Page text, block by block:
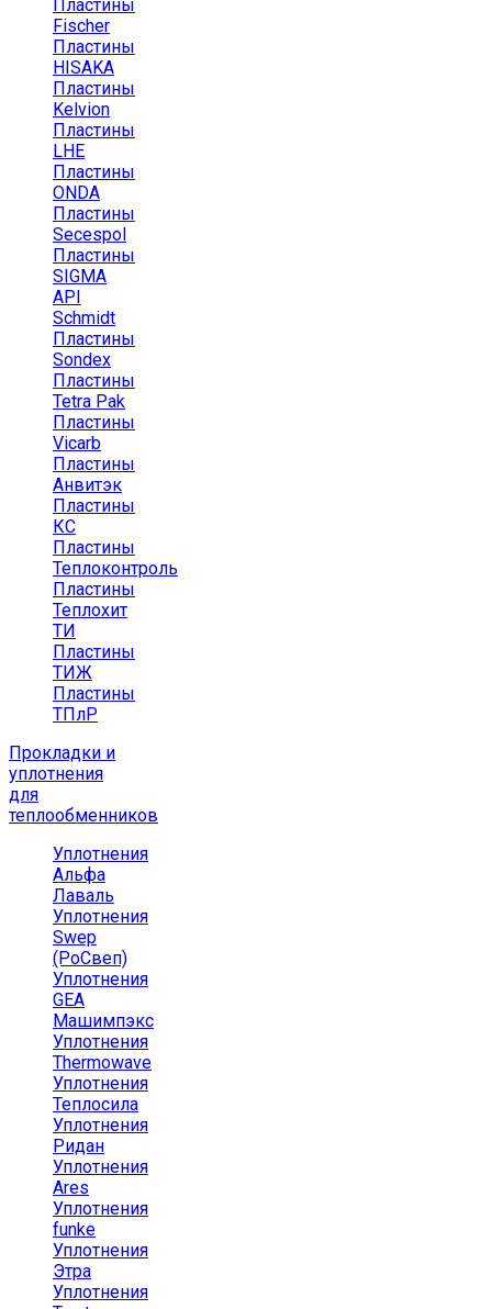
Пластины
Fischer
Пластины
HISAKA
Пластины
Kelvion
Пластины
LHE
Пластины
ONDA
Пластины
Secespol
Пластины
SIGMA
API
Schmidt
Пластины
Sondex
Пластины
Tetra Pak
Пластины
Vicarb
Пластины
Анвитэк
Пластины
КС
Пластины
Теплоконтроль
Пластины
Теплохит
ТИ
Пластины
ТИЖ
Пластины
ТПлР
Прокладки и
уплотнения
для
теплообменников
Уплотнения
Альфа
Лаваль
Уплотнения
Swep
(РоСвеп)
Уплотнения
GEA
Машимпэкс
Уплотнения
Thermowave
Уплотнения
Теплосила
Уплотнения
Ридан
Уплотнения
Ares
Уплотнения
funke
Уплотнения
Этра
Уплотнения